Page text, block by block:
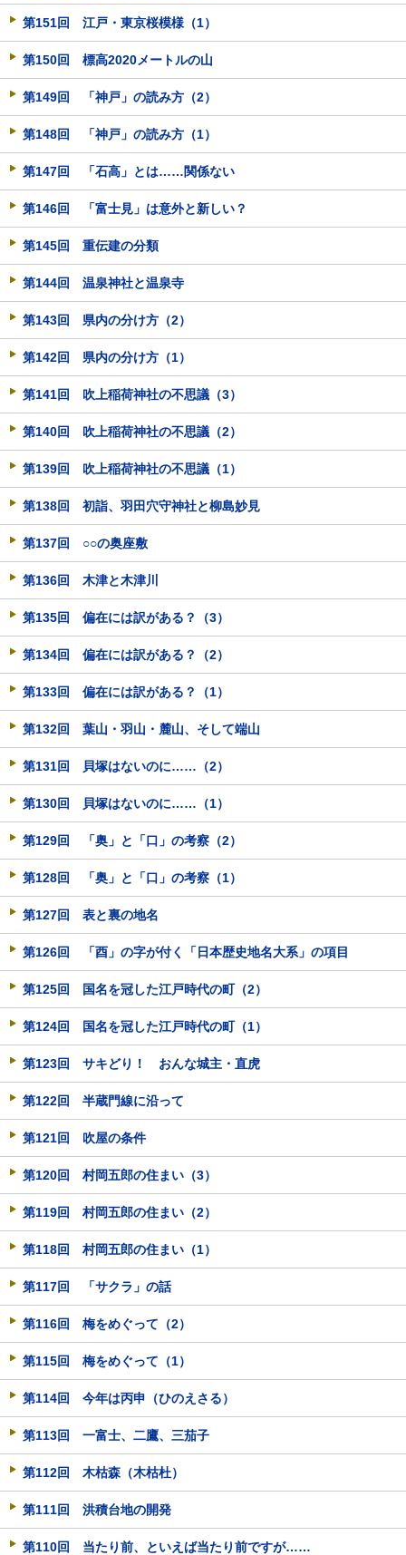
第151回 江戸・東京桜模様（1）
第150回 標高2020メートルの山
第149回 「神戸」の読み方（2）
第148回 「神戸」の読み方（1）
第147回 「石高」とは……関係ない
第146回 「富士見」は意外と新しい？
第145回 重伝建の分類
第144回 温泉神社と温泉寺
第143回 県内の分け方（2）
第142回 県内の分け方（1）
第141回 吹上稲荷神社の不思議（3）
第140回 吹上稲荷神社の不思議（2）
第139回 吹上稲荷神社の不思議（1）
第138回 初詣、羽田穴守神社と柳島妙見
第137回 ○○の奥座敷
第136回 木津と木津川
第135回 偏在には訳がある？（3）
第134回 偏在には訳がある？（2）
第133回 偏在には訳がある？（1）
第132回 葉山・羽山・麓山、そして端山
第131回 貝塚はないのに……（2）
第130回 貝塚はないのに……（1）
第129回 「奥」と「口」の考察（2）
第128回 「奥」と「口」の考察（1）
第127回 表と裏の地名
第126回 「酉」の字が付く「日本歴史地名大系」の項目
第125回 国名を冠した江戸時代の町（2）
第124回 国名を冠した江戸時代の町（1）
第123回 サキどり！ おんな城主・直虎
第122回 半蔵門線に沿って
第121回 吹屋の条件
第120回 村岡五郎の住まい（3）
第119回 村岡五郎の住まい（2）
第118回 村岡五郎の住まい（1）
第117回 「サクラ」の話
第116回 梅をめぐって（2）
第115回 梅をめぐって（1）
第114回 今年は丙申（ひのえさる）
第113回 一富士、二鷹、三茄子
第112回 木枯森（木枯杜）
第111回 洪積台地の開発
第110回 当たり前、といえば当たり前ですが……